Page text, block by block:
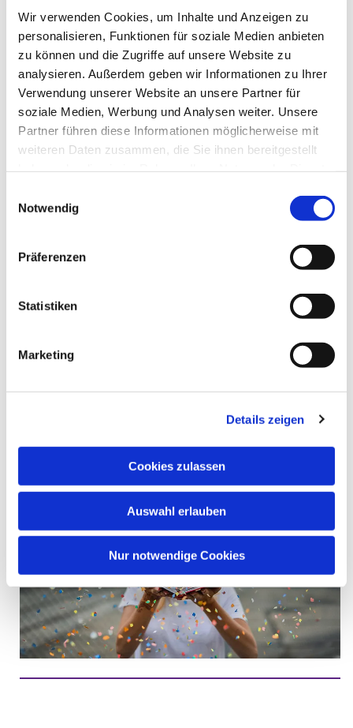
Wir verwenden Cookies, um Inhalte und Anzeigen zu
personalisieren, Funktionen für soziale Medien anbieten
zu können und die Zugriffe auf unsere Website zu
analysieren. Außerdem geben wir Informationen zu Ihrer
Verwendung unserer Website an unsere Partner für
soziale Medien, Werbung und Analysen weiter. Unsere
Partner führen diese Informationen möglicherweise mit
weiteren Daten zusammen, die Sie ihnen bereitgestellt
Notwendig
Präferenzen
Statistiken
Marketing
Details zeigen
Cookies zulassen
Auswahl erlauben
Nur notwendige Cookies
Bei uns entscheiden gewählte Menschen im
Kirchenvorstand gemeinsam – über Gottesdienste,
Finanzen, Gebäude, Hilfe für andere. Frauen und Männer
sind gleichberechtigt - in Leitung wie auf der Kanzel.
Wir feiern das Leben – mit Gottesdiensten, Festen, Musik
und Engagement für die Welt.
Taufen, Trauungen, Konfirmationen, Abschiede – wir
leben. Verantwortung übernehmen. Für andere da sein.
Für Gerechtigkeit einstehen. Für die Schöpfung handeln.
Es heißt auch Fragen stellen und Zweifeln dürfen.
Und es heißt auch: Gemeinsam auf dem Weg sein.
Ganz gleich, ob Sie oft kommen, selten oder zum ersten